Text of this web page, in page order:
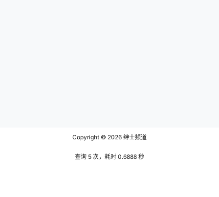
Copyright © 2026 绅士频道
查询 5 次，耗时 0.6888 秒